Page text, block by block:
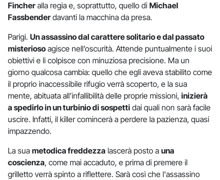
Fincher alla regia e, soprattutto, quello di Michael
Fassbender davanti la macchina da presa.
Parigi. Un assassino dal carattere solitario e dal passato
misterioso agisce nell’oscurità. Attende puntualmente i suoi
obiettivi e li colpisce con minuziosa precisione. Ma un
giorno qualcosa cambia: quello che egli aveva stabilito come
il proprio inaccessibile rifugio verrà scoperto, e la sua
mente, abituata all’infallibilità delle proprie missioni, inizierà
a spedirlo in un turbinio di sospetti dai quali non sarà facile
uscire. Infatti, il killer comincerà a perdere la pazienza, quasi
impazzendo.
La sua metodica freddezza lascerà posto a una
coscienza, come mai accaduto, e prima di premere il
grilletto verrà spinto a riflettere. Sarà così che l'assassino